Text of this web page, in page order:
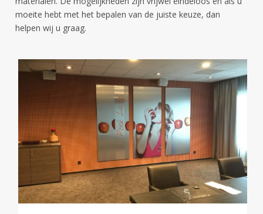
moeite hebt met het bepalen van de juiste keuze, dan
helpen wij u graag.